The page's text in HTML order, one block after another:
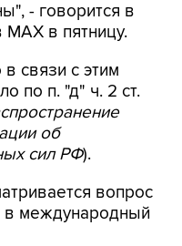
- говорится в
в пятницу.
связи с этим
по п. "д" ч. 2 ст.
об
сил РФ).
вопрос
в международный